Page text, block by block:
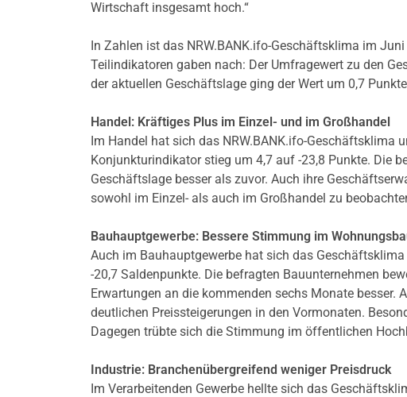
Wirtschaft insgesamt hoch.“
In Zahlen ist das NRW.BANK.ifo-Geschäftsklima im
Teilindikatoren gaben nach: Der Umfragewert zu den
der aktuellen Geschäftslage ging der Wert um 0,7
Handel: Kräftiges Plus im Einzel- und im Großhandel
Im Handel hat sich das NRW.BANK.ifo-Geschäftsklima
Konjunkturindikator stieg um 4,7 auf -23,8 Punkte. Die
Geschäftslage besser als zuvor. Auch ihre
sowohl im Einzel- als auch im Großhandel zu
Bauhauptgewerbe: Bessere Stimmung im
Auch im Bauhauptgewerbe hat sich das
-20,7 Saldenpunkte. Die befragten Bauunternehmen
Erwartungen an die kommenden sechs Monate besser.
deutlichen Preissteigerungen in den Vormonaten.
Dagegen trübte sich die Stimmung im öffentlichen
Industrie: Branchenübergreifend weniger Preisdruck
Im Verarbeitenden Gewerbe hellte sich das